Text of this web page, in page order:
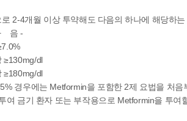
4개월 이상 투약해도 다음의 하나에 해당하는
-
dl
dl
경우에는 Metformin을 포함한 2제 요법을 처음
금기 환자 또는 부작용으로 Metformin을 투여